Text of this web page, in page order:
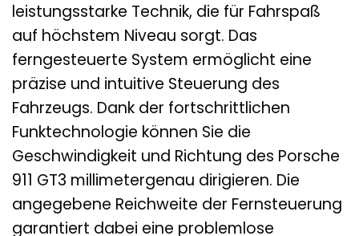
leistungsstarke Technik, die für Fahrspaß
auf höchstem Niveau sorgt. Das
ferngesteuerte System ermöglicht eine
präzise und intuitive Steuerung des
Fahrzeugs. Dank der fortschrittlichen
Funktechnologie können Sie die
Geschwindigkeit und Richtung des Porsche
911 GT3 millimetergenau dirigieren. Die
angegebene Reichweite der Fernsteuerung
garantiert dabei eine problemlose